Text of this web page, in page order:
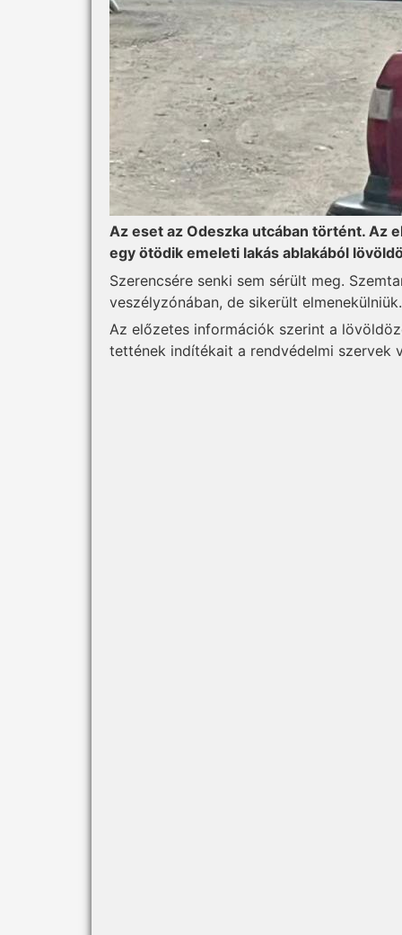
Az eset az Odeszka utcában történt. Az
egy ötödik emeleti lakás ablakából
Szerencsére senki sem sérült meg.
veszélyzónában, de sikerült elmenekülniük.
Az előzetes információk szerint a
tettének indítékait a rendvédelmi szervek